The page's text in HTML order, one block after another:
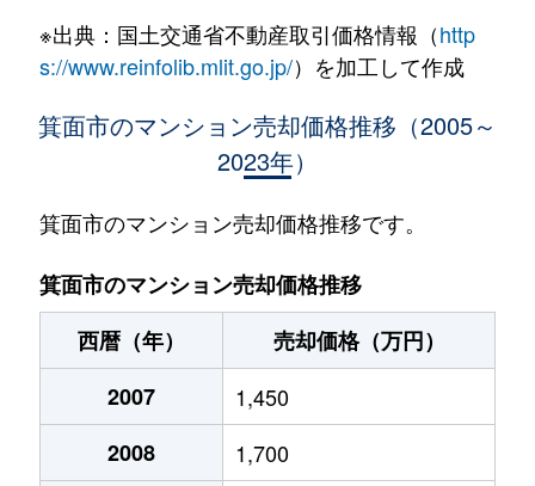
粟生間谷西
1,000万円 北千里
徒歩45分
470万円
粟生間谷西
370万円 千里中央
粟生間谷西
500万円 千里中央
粟生間谷西
1,300万円 豊川(大阪)
徒歩28分
粟生間谷西
1,300万円
粟生間谷西
320万円
※出典：国土交通省不動産取引価格情報（http
s://www.reinfolib.mlit.go.jp/）を加工して作成
箕面市のマンション売却価格推移（2005～
2023年）
箕面市のマンション売却価格推移です。
箕面市のマンション売却価格推移
西暦（年）
売却価格（万円）
2007
1,450
2008
1,700